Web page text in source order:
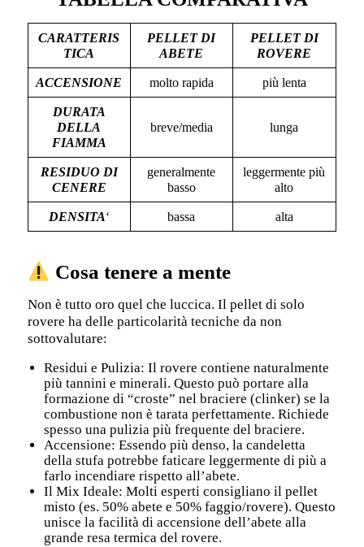
CARATTERIS
TICA
PELLET DI
ABETE
PELLET DI
ROVERE
ACCENSIONE molto rapida più lenta
DURATA
DELLA
FIAMMA
breve/media lunga
RESIDUO DI
CENERE
generalmente
basso
leggermente più
alto
DENSITA‘ bassa alta
Cosa tenere a mente
Non è tutto oro quel che luccica. Il pellet di solo
rovere ha delle particolarità tecniche da non
sottovalutare:
Residui e Pulizia: Il rovere contiene naturalmente
più tannini e minerali. Questo può portare alla
formazione di “croste” nel braciere (clinker) se la
combustione non è tarata perfettamente. Richiede
spesso una pulizia più frequente del braciere.
Accensione: Essendo più denso, la candeletta
della stufa potrebbe faticare leggermente di più a
farlo incendiare rispetto all’abete.
Il Mix Ideale: Molti esperti consigliano il pellet
misto (es. 50% abete e 50% faggio/rovere). Questo
unisce la facilità di accensione dell’abete alla
grande resa termica del rovere.